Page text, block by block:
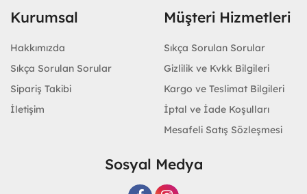
Kurumsal
Hakkımızda
Sıkça Sorulan Sorular
Sipariş Takibi
İletişim
Müşteri Hizmetleri
Sıkça Sorulan Sorular
Gizlilik ve Kvkk Bilgileri
Kargo ve Teslimat Bilgileri
İptal ve İade Koşulları
Mesafeli Satış Sözleşmesi
Sosyal Medya